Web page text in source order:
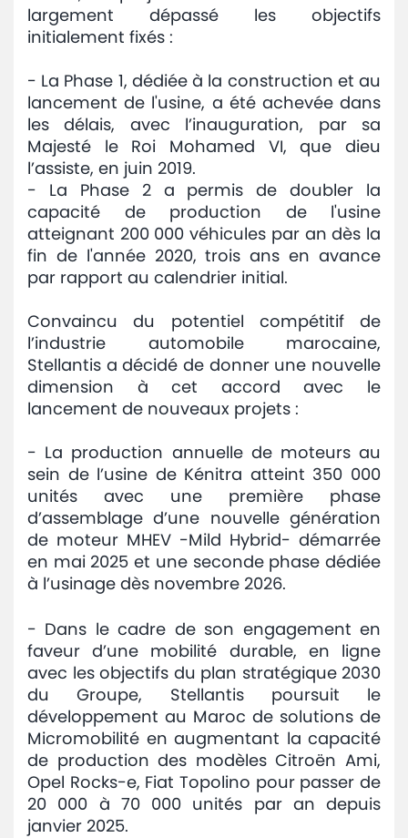
largement dépassé les objectifs
initialement fixés :
- La Phase 1, dédiée à la construction et au
lancement de l'usine, a été achevée dans
les délais, avec l’inauguration, par sa
Majesté le Roi Mohamed VI, que dieu
l’assiste, en juin 2019.
- La Phase 2 a permis de doubler la
capacité de production de l'usine
atteignant 200 000 véhicules par an dès la
fin de l'année 2020, trois ans en avance
par rapport au calendrier initial.
Convaincu du potentiel compétitif de
l’industrie automobile marocaine,
Stellantis a décidé de donner une nouvelle
dimension à cet accord avec le
lancement de nouveaux projets :
- La production annuelle de moteurs au
sein de l’usine de Kénitra atteint 350 000
unités avec une première phase
d’assemblage d’une nouvelle génération
de moteur MHEV -Mild Hybrid- démarrée
en mai 2025 et une seconde phase dédiée
à l’usinage dès novembre 2026.
- Dans le cadre de son engagement en
faveur d’une mobilité durable, en ligne
avec les objectifs du plan stratégique 2030
du Groupe, Stellantis poursuit le
développement au Maroc de solutions de
Micromobilité en augmentant la capacité
de production des modèles Citroën Ami,
Opel Rocks-e, Fiat Topolino pour passer de
20 000 à 70 000 unités par an depuis
janvier 2025.